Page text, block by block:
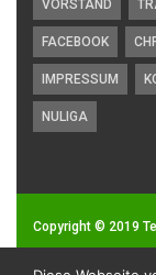
VORSTAND
FACEBOOK
IMPRESSUM
NULIGA
Copyright © 2019